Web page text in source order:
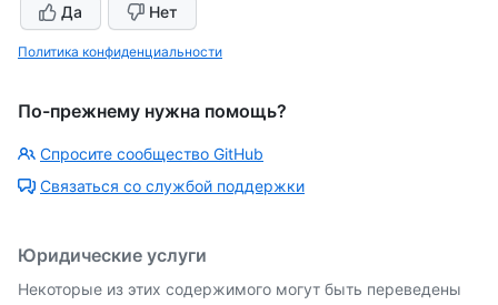
Да Нет
Политика конфиденциальности
По-прежнему нужна помощь?
Спросите сообщество GitHub
Связаться со службой поддержки
Юридические услуги
Некоторые из этих содержимого могут быть переведены